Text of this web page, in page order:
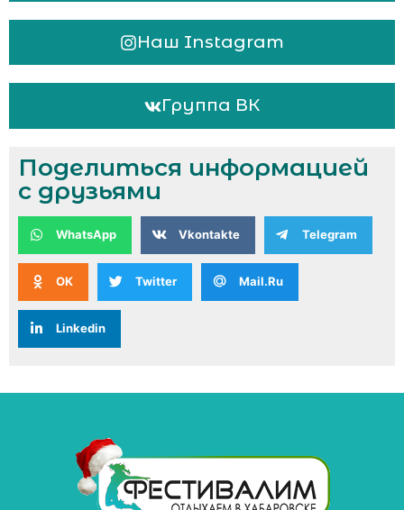
Наш Instagram
Группа ВК
Поделиться информацией
с друзьями
WhatsApp Vkontakte Telegram
OK Twitter Mail.Ru
Linkedin